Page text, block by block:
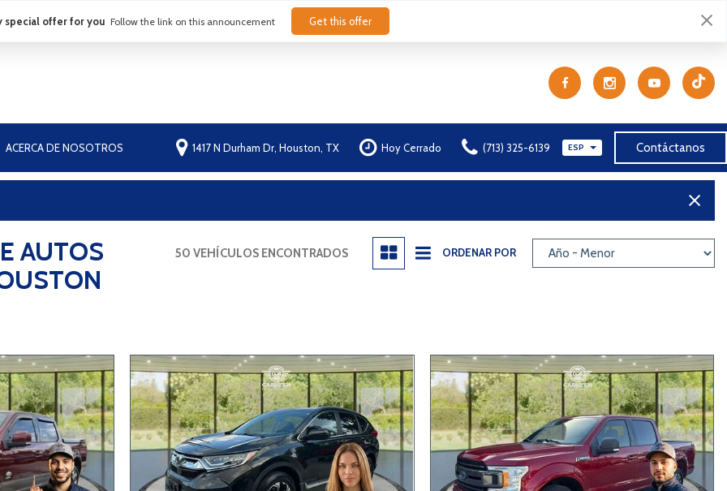
special offer for you Follow the link on this announcement Get this offer
ACERCA DE NOSOTROS
Contáctanos
1417 N Durham Dr, Houston, TX Hoy Cerrado (713) 325-6139 ESP Contáctanos
AUTOS
50 VEHÍCULOS ENCONTRADOS